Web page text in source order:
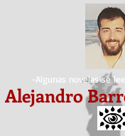
-Algunas novelas se
Alejandro